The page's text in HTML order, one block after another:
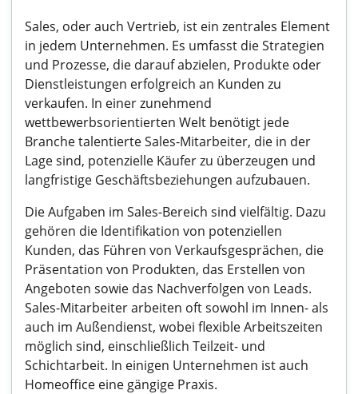
Sales, oder auch Vertrieb, ist ein zentrales Element
in jedem Unternehmen. Es umfasst die Strategien
und Prozesse, die darauf abzielen, Produkte oder
Dienstleistungen erfolgreich an Kunden zu
verkaufen. In einer zunehmend
wettbewerbsorientierten Welt benötigt jede
Branche talentierte Sales-Mitarbeiter, die in der
Lage sind, potenzielle Käufer zu überzeugen und
langfristige Geschäftsbeziehungen aufzubauen.
Die Aufgaben im Sales-Bereich sind vielfältig. Dazu
gehören die Identifikation von potenziellen
Kunden, das Führen von Verkaufsgesprächen, die
Präsentation von Produkten, das Erstellen von
Angeboten sowie das Nachverfolgen von Leads.
Sales-Mitarbeiter arbeiten oft sowohl im Innen- als
auch im Außendienst, wobei flexible Arbeitszeiten
möglich sind, einschließlich Teilzeit- und
Schichtarbeit. In einigen Unternehmen ist auch
Homeoffice eine gängige Praxis.